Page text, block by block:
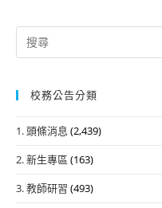
Search
for:
校務公告分類
1. 頭條消息 (2,439)
2. 新生專區 (163)
3. 教師研習 (493)